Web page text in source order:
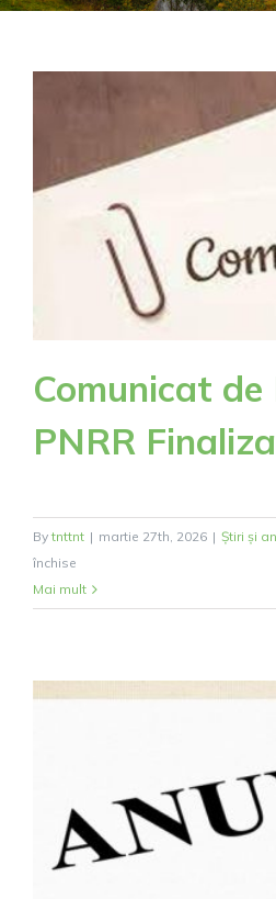
Comunicat de
PNRR
By tnttnt | martie 27th, 2026 | Știri și
închise
Comunicat
de
Mai mult